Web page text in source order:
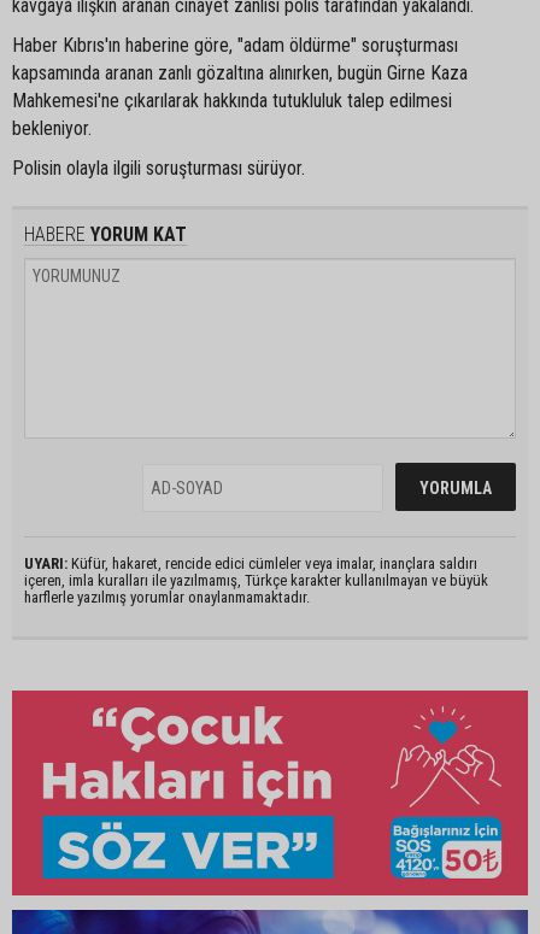
kavgaya ilişkin aranan cinayet zanlısı polis tarafından yakalandı.
Haber Kıbrıs'ın haberine göre, "adam öldürme" soruşturması
kapsamında aranan zanlı gözaltına alınırken, bugün Girne Kaza
Mahkemesi'ne çıkarılarak hakkında tutukluluk talep edilmesi
bekleniyor.
Polisin olayla ilgili soruşturması sürüyor.
HABERE YORUM KAT
UYARI: Küfür, hakaret, rencide edici cümleler veya imalar, inançlara saldırı
içeren, imla kuralları ile yazılmamış, Türkçe karakter kullanılmayan ve büyük
harflerle yazılmış yorumlar onaylanmamaktadır.